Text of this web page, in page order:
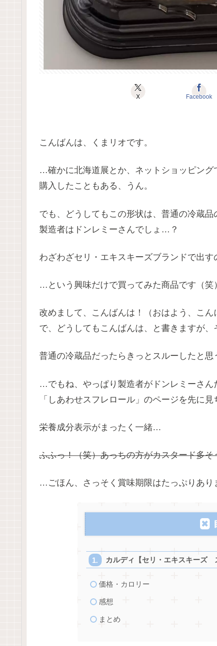
X Facebook
こんばんは、くまリオです。
…確かに北海道展とか、ネットショッピン
購入したこともある、うん。
でも、どうしてもこの形状は、普通の冷蔵
製造者はドンレミーさんでしょ…？
わざわざセリ・エキスキーズブランドで出
…という興味だけで買ってみた商品です（笑
改めまして、こんばんは！（おはよう、こ
で、どうしてもこんばんは、と書きますが
普通の冷蔵品だったらきっとスルーしたと
…でもね、やっぱり製造者がドンレミーさ
「しあわせスフレロール」のページを先に
栄養成分表示がまったく一緒…
ふふっ！（笑）あっちの方がカスタード多
…ごほん、さっそく賞味期限はたっぷりあ
カルディ【セリ・エキスキーズ
価格・カロリー
感想
まとめ